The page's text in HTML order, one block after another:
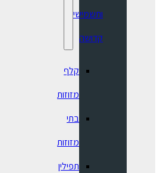
ותשמישי
קדושה
קלף
מזוזות
בתי
מזוזות
תפילין